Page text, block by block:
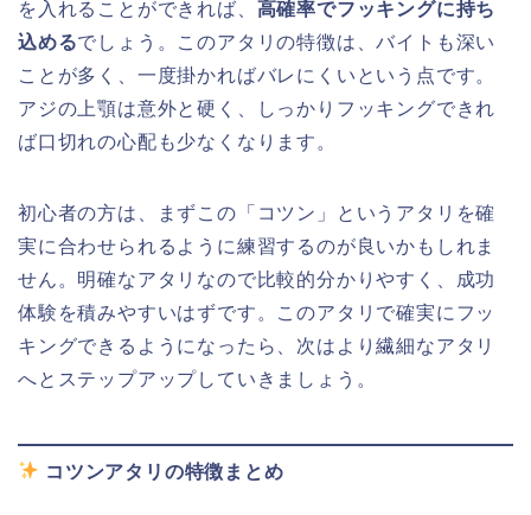
を入れることができれば、 高確率でフッキングに持ち
込めるでしょう。このアタリの特徴は、バイトも深い
ことが多く、一度掛かればバレにくいという点です。
アジの上顎は意外と硬く、しっかりフッキングできれ
ば口切れの心配も少なくなります。
初心者の方は、まずこの「コツン」というアタリを確
実に合わせられるように練習するのが良いかもしれま
せん。明確なアタリなので比較的分かりやすく、成功
体験を積みやすいはずです。このアタリで確実にフッ
キングできるようになったら、次はより繊細なアタリ
へとステップアップしていきましょう。
コツンアタリの特徴まとめ